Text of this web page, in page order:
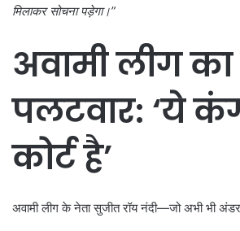
मिलाकर सोचना पड़ेगा।”
अवामी लीग का
पलटवार: ‘ये
कोर्ट है’
अवामी लीग के नेता सुजीत रॉय नंदी—जो अभी भी